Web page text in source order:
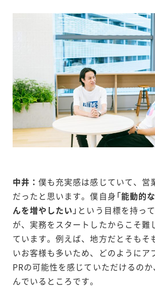
中井：僕も充実感は感じていて、営
だったと思います。僕自身 「能動的
んを増やしたい」 という目標を持っ
が、実務をスタートしたからこそ難
ています。例えば、地方だとそもそ
いお客様も多いため、どのようにア
PRの可能性を感じていただけるの
んでいるところです。